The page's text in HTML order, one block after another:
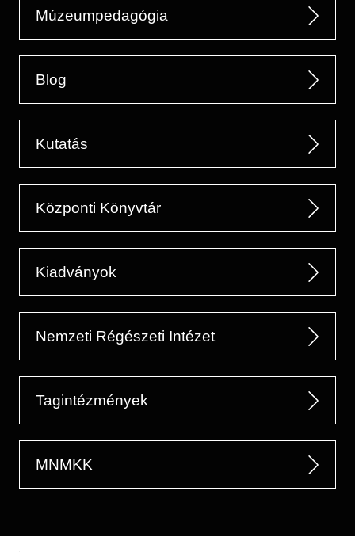
Múzeumpedagógia
Blog
Kutatás
Központi Könyvtár
Kiadványok
Nemzeti Régészeti Intézet
Tagintézmények
MNMKK